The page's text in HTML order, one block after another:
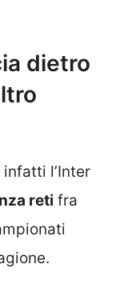
dietro
l’Inter
reti fra